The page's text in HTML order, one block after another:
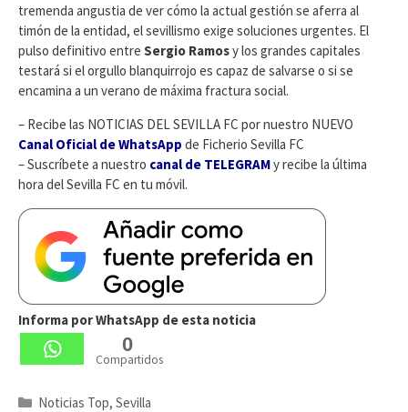
tremenda angustia de ver cómo la actual gestión se aferra al
timón de la entidad, el sevillismo exige soluciones urgentes. El
pulso definitivo entre Sergio Ramosy los grandes capitales
testará si el orgullo blanquirrojo es capaz de salvarse o si se
encamina a un verano de máxima fractura social.
– Recibe las NOTICIAS DEL SEVILLA FC por nuestro NUEVO
Canal Oficial de WhatsApp de Ficherio Sevilla FC
– Suscríbete a nuestro canal de TELEGRAMy recibe la última
hora del Sevilla FC en tu móvil.
Informa por WhatsApp de esta noticia
0
Compartidos
Categorías
Noticias Top, Sevilla